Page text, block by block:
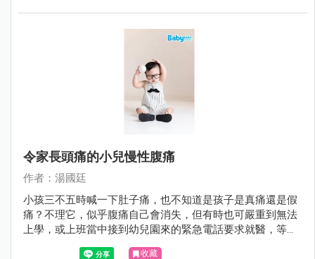
令家長頭痛的小兒慢性腹痛
作者：湯國廷
小孩三不五時喊一下肚子痛，也不知道是孩子是真痛還是假
痛？不理它，似乎腹痛自己會消失，但有時也可嚴重到無法
上學，或上班當中接到幼兒園來的緊急電話要求就醫，等真
正帶小孩到醫院時，他又說不痛了。久而久之，腹痛好像是
收藏